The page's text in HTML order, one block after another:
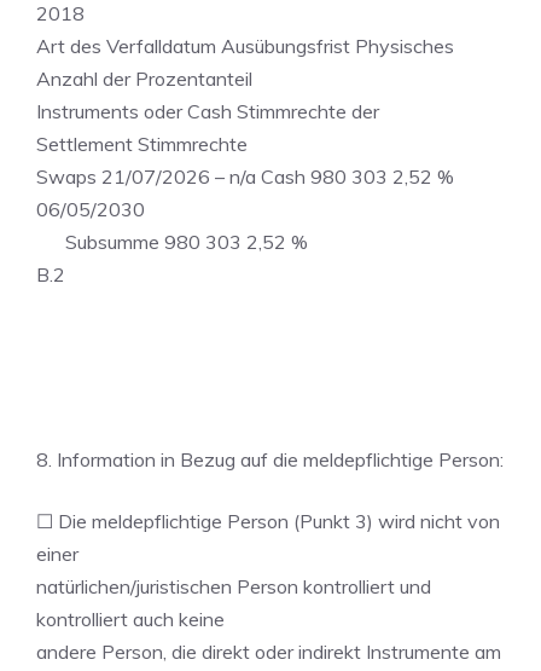
2018
Art des Verfalldatum Ausübungsfrist Physisches
Anzahl der Prozentanteil
Instruments oder Cash Stimmrechte der
Settlement Stimmrechte
Swaps 21/07/2026 – n/a Cash 980 303 2,52 %
06/05/2030
Subsumme 980 303 2,52 %
B.2
8. Information in Bezug auf die meldepflichtige Person:
☐ Die meldepflichtige Person (Punkt 3) wird nicht von
einer
natürlichen/juristischen Person kontrolliert und
kontrolliert auch keine
andere Person, die direkt oder indirekt Instrumente am